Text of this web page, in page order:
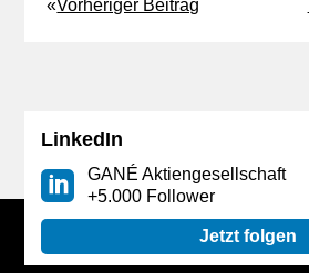
«Vorheriger Beitrag
LinkedIn
GANÉ Aktiengesellschaft
+5.000 Follower
Jetzt folgen